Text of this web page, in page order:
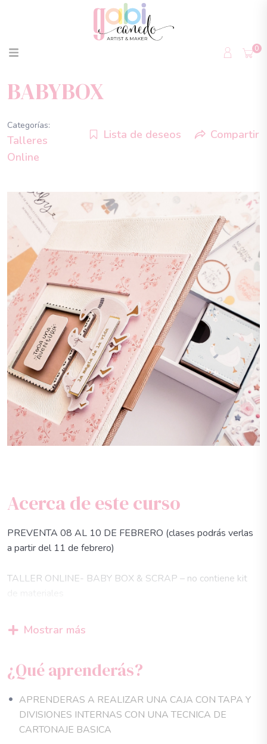
0
BABYBOX
Categorías:
Talleres
Online
Lista de deseos Compartir
Acerca de este curso
PREVENTA 08 AL 10 DE FEBRERO (clases podrás verlas
a partir del 11 de febrero)
TALLER ONLINE- BABY BOX & SCRAP – no contiene kit
CONTENIDO
EN CARTONAJE BASICO realizado con cartón gris
de 2mm de espesor , donde aprenderás desde cero ha
realizar la estructura de una esta increíble BOXBABY
con divisiones internas y detalles simples que te
fascinaran , trabajado en distintos materiales para el
Mostrar más
¿Qué aprenderás?
APRENDERAS A REALIZAR UNA CAJA CON TAPA Y
DIVISIONES INTERNAS CON UNA TECNICA DE
CARTONAJE BASICA